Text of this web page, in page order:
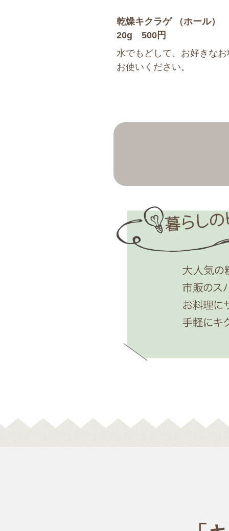
乾燥キクラゲ （ホール）
20g 500円
水でもどして、お好きな
お使いください。